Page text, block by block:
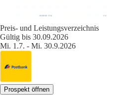
Preis- und Leistungsverzeichnis
Gültig bis 30.09.2026
Mi. 1.7. - Mi. 30.9.2026
Prospekt öffnen